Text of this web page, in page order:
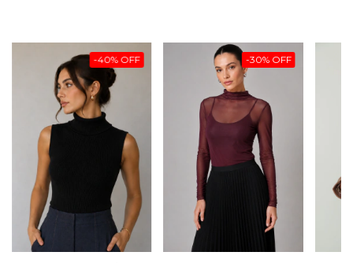
-40% OFF -30% OFF